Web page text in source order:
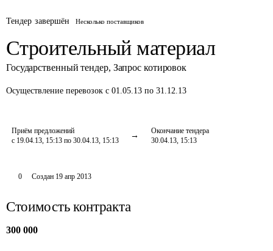
Тендер завершён Несколько поставщиков
Строительный материал
Государственный тендер, Запрос котировок
Осуществление перевозок с 01.05.13 по 31.12.13
Приём предложений
с 19.04.13, 15:13 по 30.04.13, 15:13
Окончание тендера
30.04.13, 15:13
0 Создан 19 апр 2013
Стоимость контракта
300 000